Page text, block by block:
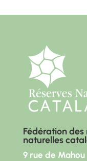
Fédération des
naturelles
9 rue de Mahou